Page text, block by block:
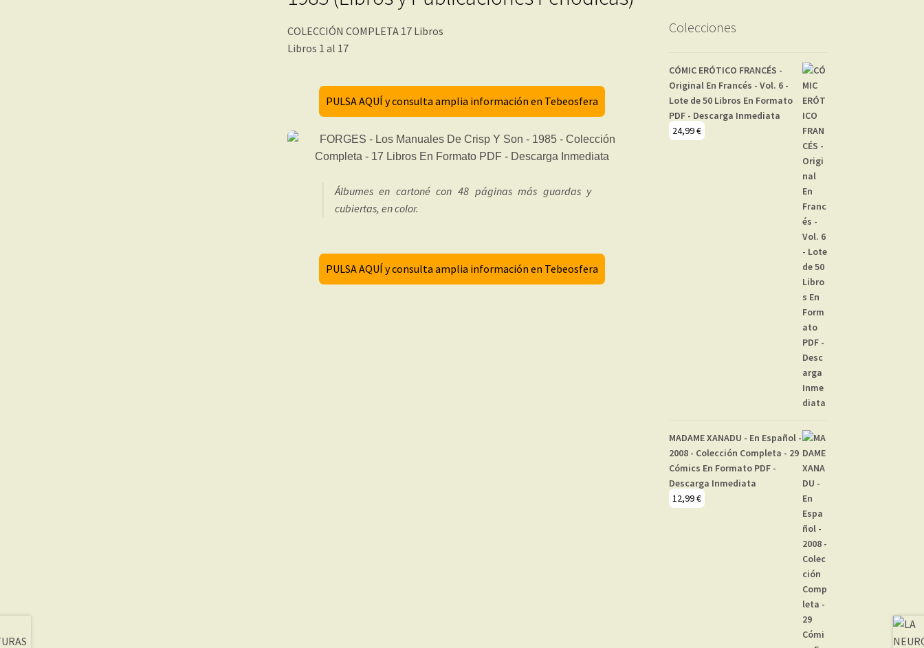
COLECCIÓN COMPLETA 17 Libros
Libros 1 al 17
PULSA AQUÍ y consulta amplia información en Tebeosfera
Álbumes en cartoné con 48 páginas más guardas y
cubiertas, en color.
PULSA AQUÍ y consulta amplia información en Tebeosfera
Colecciones
CÓMIC ERÓTICO FRANCÉS -
Original En Francés - Vol. 6 -
Lote de 50 Libros En Formato
PDF - Descarga Inmediata
24,99€
MADAME XANADU - En Español -
2008 - Colección Completa - 29
Cómics En Formato PDF -
Descarga Inmediata
12,99€